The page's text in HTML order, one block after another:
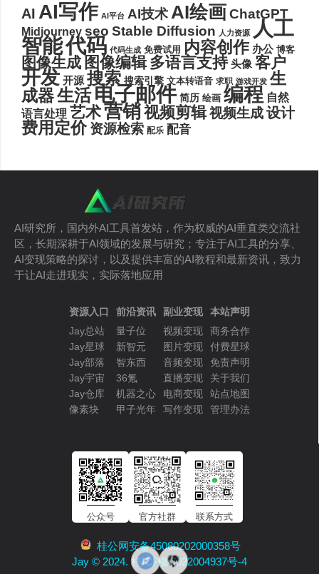
AI AI写作 AI平台 AI技术AI绘画ChatGPT
Midjourney seo Stable Diffusion 人力资源 人工
智能代码 代码生成 免费试用 内容创作 办公 博客
图像生成 图像编辑 多语言支持 头像 客户
开发 开源 搜索 搜索引擎 文本转语音 求职 游戏开发 生
成器生活电子邮件 简历 绘画 编程 自然
语言处理 艺术营销视频剪辑视频生成设计
费用定价 资源检索 配乐 配音
AI研究所，国内外AI工具首发站，作为权威的AI垂直类交流社
区，长期深耕于AI领域的发展与研究；专注于AI工具的分享、
AI变现策略的探讨，以及提供丰富的AI教程和最新资讯，致力
于让AI走进现实，实际落地应用
资源入口
Jay总站
Jay星球
Jay部落
Jay宇宙
Jay仓库
像素块
前沿资讯
量子位
新智元
智东西
36氪
机器之心
甲子光年
副业变现
视频变现
图片变现
音频变现
直播变现
电商变现
写作变现
本站声明
商务合作
付费星球
免责声明
关于我们
站点地图
管理办法
公众号 官方社群 联系方式
桂公网安备45080202000358号
Jay © 2024. 桂ICP备2022004937号-4